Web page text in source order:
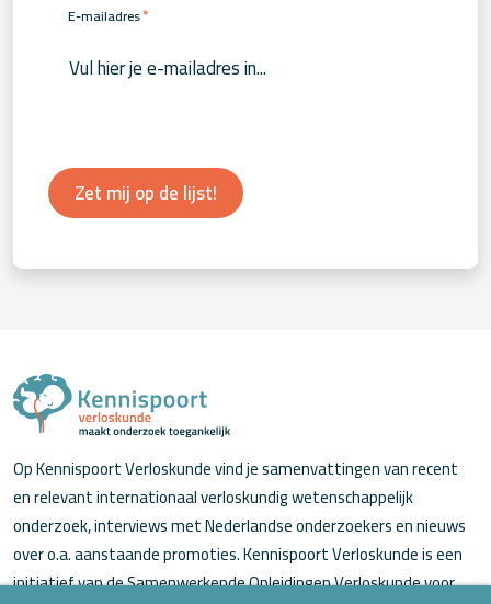
E-mailadres*
Zet mij op de lijst!
Op Kennispoort Verloskunde vind je samenvattingen van recent
en relevant internationaal verloskundig wetenschappelijk
onderzoek, interviews met Nederlandse onderzoekers en nieuws
over o.a. aanstaande promoties. Kennispoort Verloskunde is een
initiatief van de Samenwerkende Opleidingen Verloskunde voor